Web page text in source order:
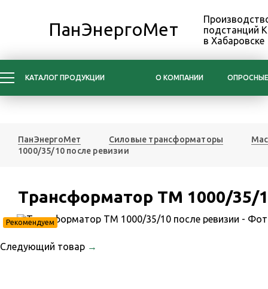
ПанЭнергоМет
подстанций
в Хабаровске
КАТАЛОГ ПРОДУКЦИИ О КОМПАНИИ
ПанЭнергоМет Силовые трансформаторы
1000/35/10 после ревизии
Трансформатор ТМ 1000/35/
Рекомендуем
Следующий товар →